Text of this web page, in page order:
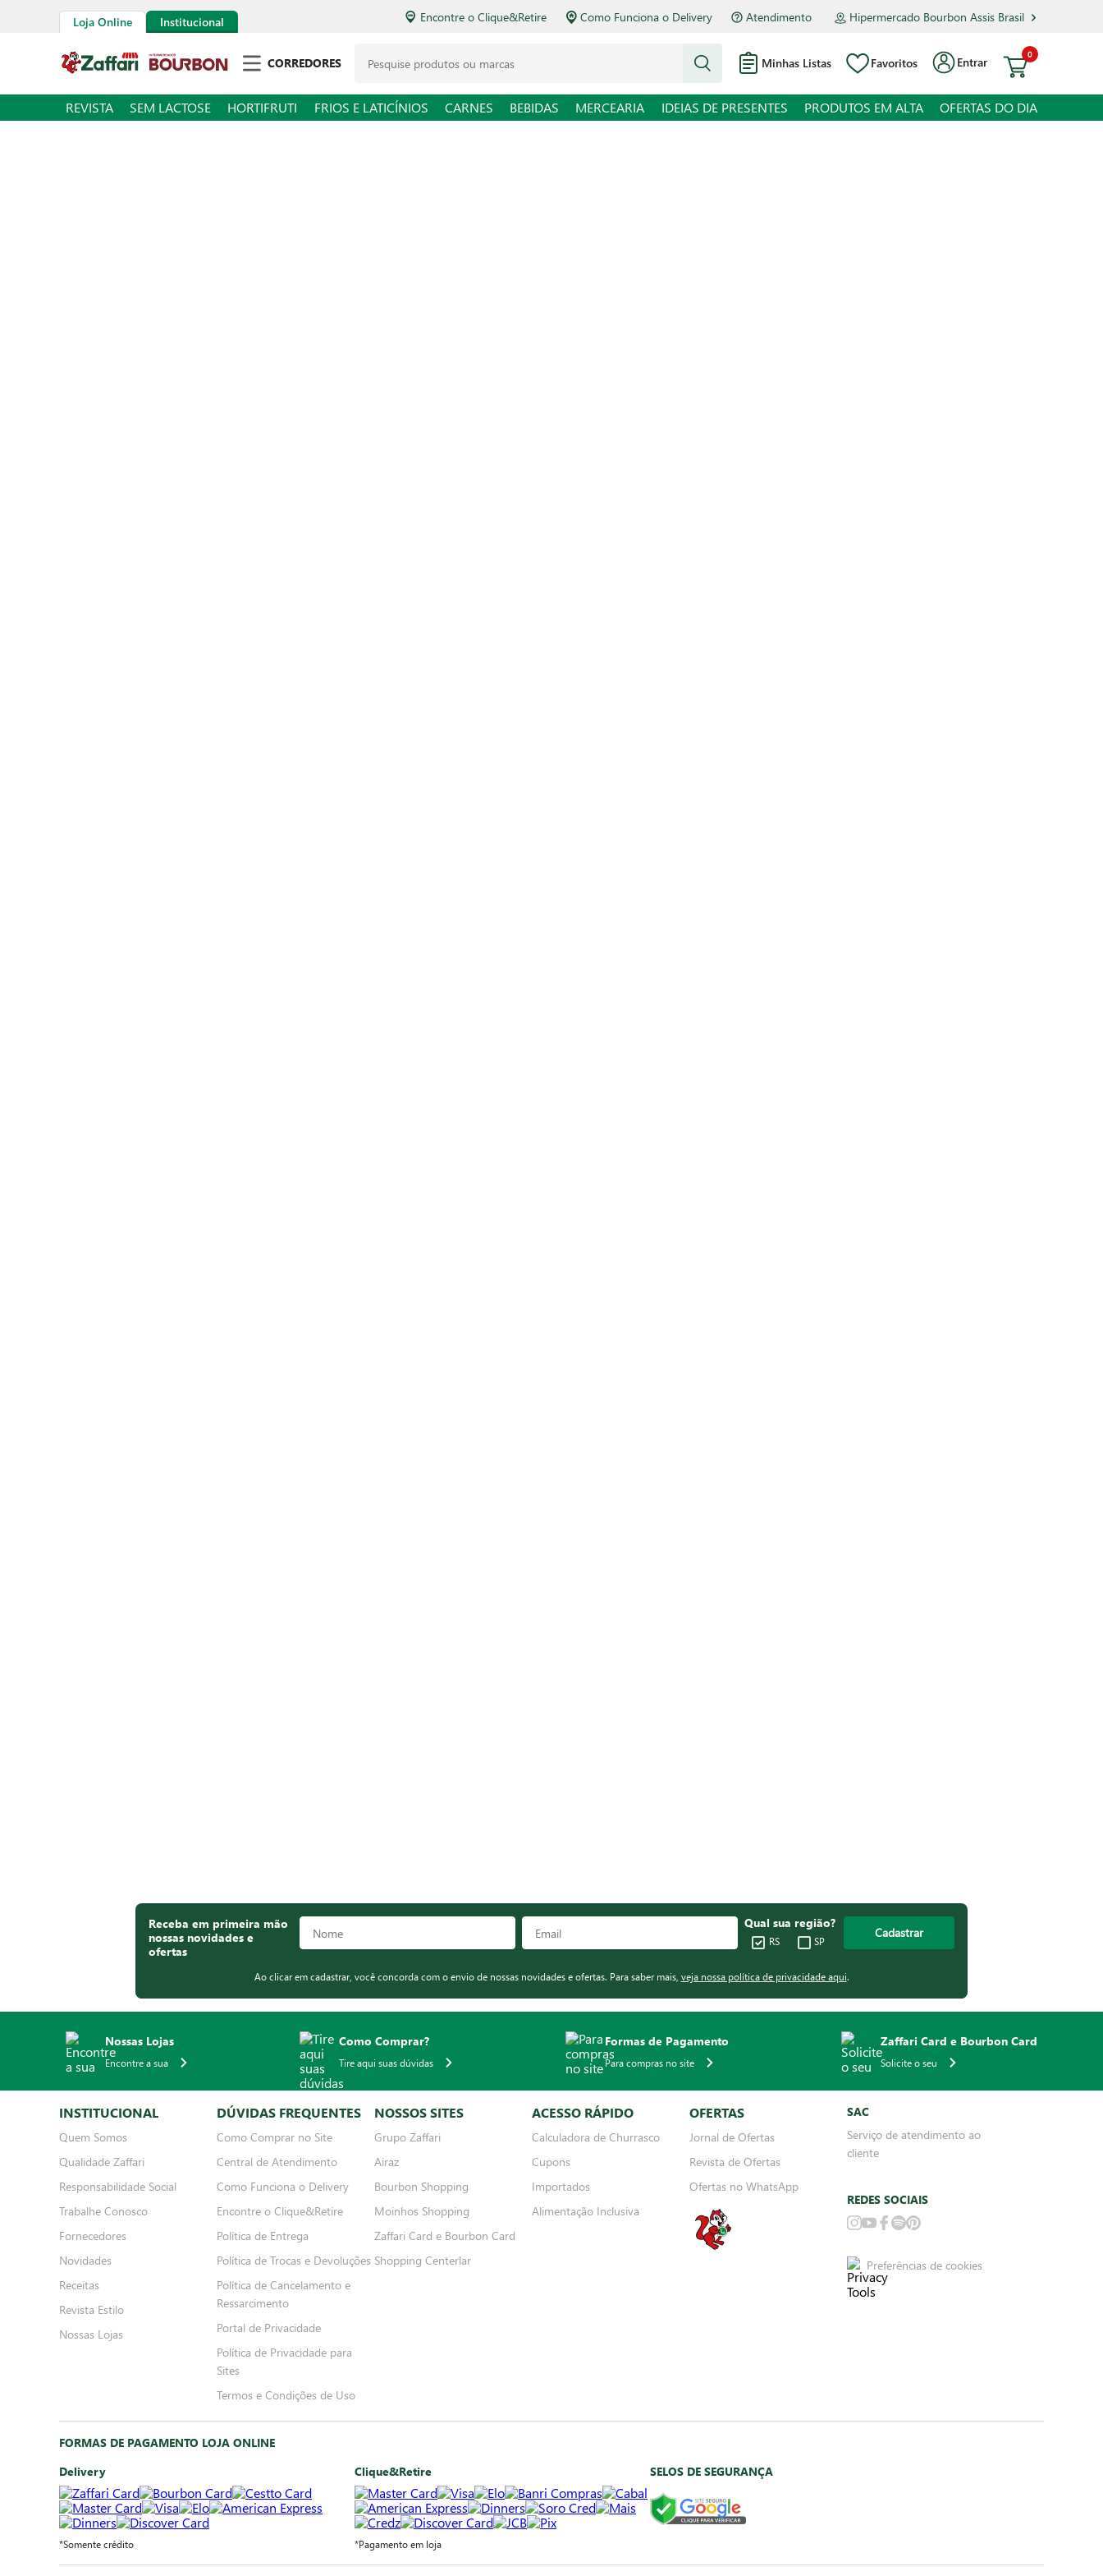
Loja Online Institucional Encontre o Clique&Retire Como Funciona o Delivery Atendimento Hipermercado Bourbon Assis Brasil
CORREDORES Minhas Listas Favoritos Entrar
0
REVISTA SEM LACTOSE HORTIFRUTI FRIOS E LATICÍNIOS CARNES BEBIDAS MERCEARIA IDEIAS DE PRESENTES PRODUTOS EM ALTA OFERTAS DO DIA
Receba em primeira mão
nossas novidades e
ofertas
Qual sua região?
RS SP
Cadastrar
Ao clicar em cadastrar, você concorda com o envio de nossas novidades e ofertas. Para saber mais, veja nossa política de privacidade aqui.
Nossas Lojas
Encontre a sua
Como Comprar?
Tire aqui suas dúvidas
Formas de Pagamento
Para compras no site
Zaffari Card e Bourbon Card
Solicite o seu
INSTITUCIONAL
Quem Somos
Qualidade Zaffari
Responsabilidade Social
Trabalhe Conosco
Fornecedores
Novidades
Receitas
Revista Estilo
Nossas Lojas
DÚVIDAS FREQUENTES
Como Comprar no Site
Central de Atendimento
Como Funciona o Delivery
Encontre o Clique&Retire
Política de Entrega
Política de Trocas e Devoluções
Política de Cancelamento e
Ressarcimento
Portal de Privacidade
Política de Privacidade para
Sites
Termos e Condições de Uso
NOSSOS SITES
Grupo Zaffari
Airaz
Bourbon Shopping
Moinhos Shopping
Zaffari Card e Bourbon Card
Shopping Centerlar
ACESSO RÁPIDO
Calculadora de Churrasco
Cupons
Importados
Alimentação Inclusiva
OFERTAS
Jornal de Ofertas
Revista de Ofertas
Ofertas no WhatsApp
SAC
Serviço de atendimento ao
cliente
REDES SOCIAIS
Preferências de cookies
FORMAS DE PAGAMENTO LOJA ONLINE
Delivery
*Somente crédito
Clique&Retire
*Pagamento em loja
SELOS DE SEGURANÇA